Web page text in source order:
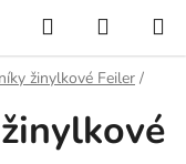
Hledat
KOŠÍK
žinylkové Feiler /